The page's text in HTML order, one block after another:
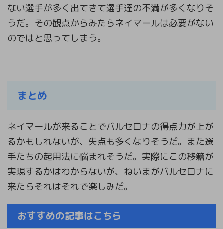
ない選手が多く出てきて選手達の不満が多くなりそ
うだ。その観点からみたらネイマールは必要がない
のではと思ってしまう。
まとめ
ネイマールが来ることでバルセロナの得点力が上が
るかもしれないが、失点も多くなりそうだ。また選
手たちの起用法に悩まれそうだ。実際にこの移籍が
実現するかはわからないが、ねいまがバルセロナに
来たらそれはそれで楽しみだ。
おすすめの記事はこちら